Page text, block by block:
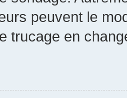
peuvent le
trucage en